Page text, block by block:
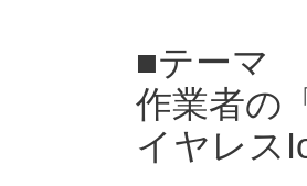
■テーマ
作業者の
イヤレス